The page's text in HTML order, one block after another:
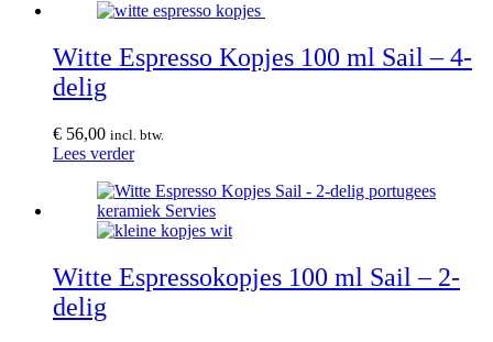
Witte Espresso Kopjes 100 ml Sail – 4-
delig
€ 56,00 incl. btw.
Lees verder
Witte Espressokopjes 100 ml Sail – 2-
delig